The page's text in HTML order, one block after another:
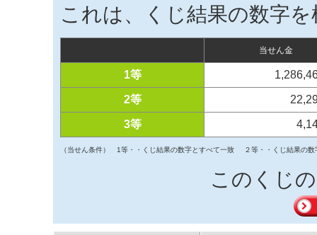
これは、くじ結果の数字
当せん金
1等
2等
3等
（当せん条件） 1等・・くじ結果の数字とすべて一致 ２等・・くじ結果の
このくじ